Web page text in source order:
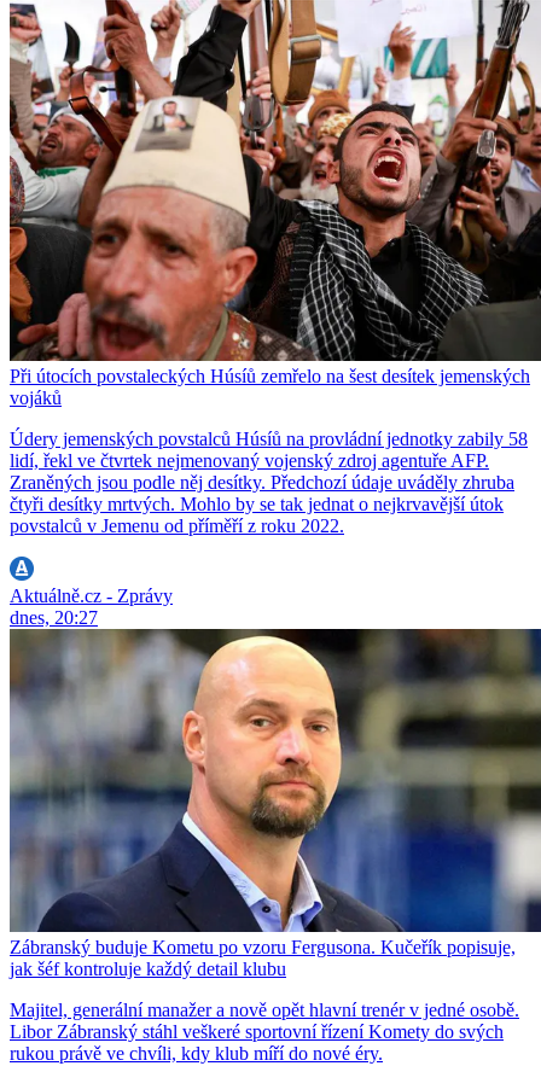
Při útocích povstaleckých Húsíů zemřelo na šest desítek jemenských
vojáků
Údery jemenských povstalců Húsíů na provládní jednotky zabily 58
lidí, řekl ve čtvrtek nejmenovaný vojenský zdroj agentuře AFP.
Zraněných jsou podle něj desítky. Předchozí údaje uváděly zhruba
čtyři desítky mrtvých. Mohlo by se tak jednat o nejkrvavější útok
povstalců v Jemenu od příměří z roku 2022.
Aktuálně.cz - Zprávy
dnes, 20:27
Zábranský buduje Kometu po vzoru Fergusona. Kučeřík popisuje,
jak šéf kontroluje každý detail klubu
Majitel, generální manažer a nově opět hlavní trenér v jedné osobě.
Libor Zábranský stáhl veškeré sportovní řízení Komety do svých
rukou právě ve chvíli, kdy klub míří do nové éry.